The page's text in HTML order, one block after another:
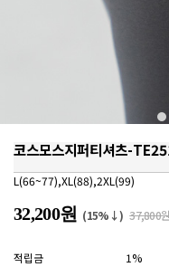
코스모스지퍼티셔츠-
L(66~77),XL(88),2XL(99)
32,200원 (15%↓) 37,800
적립금 1%